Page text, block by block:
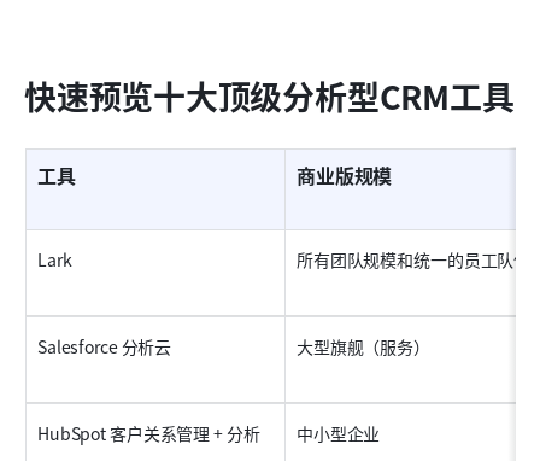
快速预览十大顶级分析型CRM工具
工具 商业版规模
Lark 所有团队规模和统一的员工队伍
Salesforce 分析云 大型旗舰（服务）
HubSpot 客户关系管理 + 分析 中小型企业